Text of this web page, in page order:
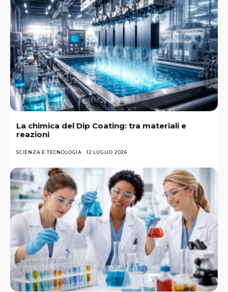
La chimica del Dip Coating: tra materiali e
reazioni
SCIENZA E TECNOLOGIA 12 LUGLIO 2026